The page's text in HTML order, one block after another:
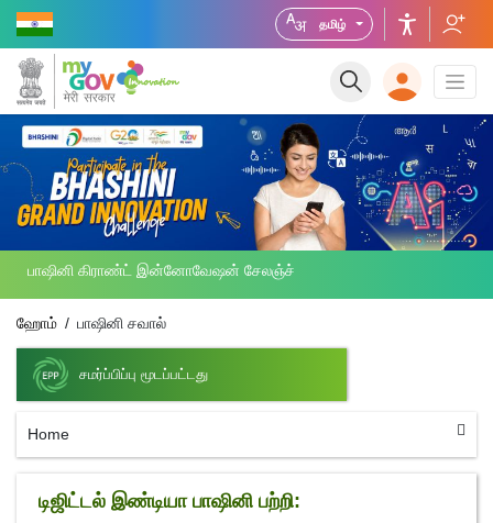
தமிழ்
பாஷினி கிராண்ட் இன்னோவேஷன் சேலஞ்ச்
ஹோம் பாஷினி சவால்
சமர்ப்பிப்பு மூடப்பட்டது
Home
டிஜிட்டல் இண்டியா பாஷினி பற்றி: